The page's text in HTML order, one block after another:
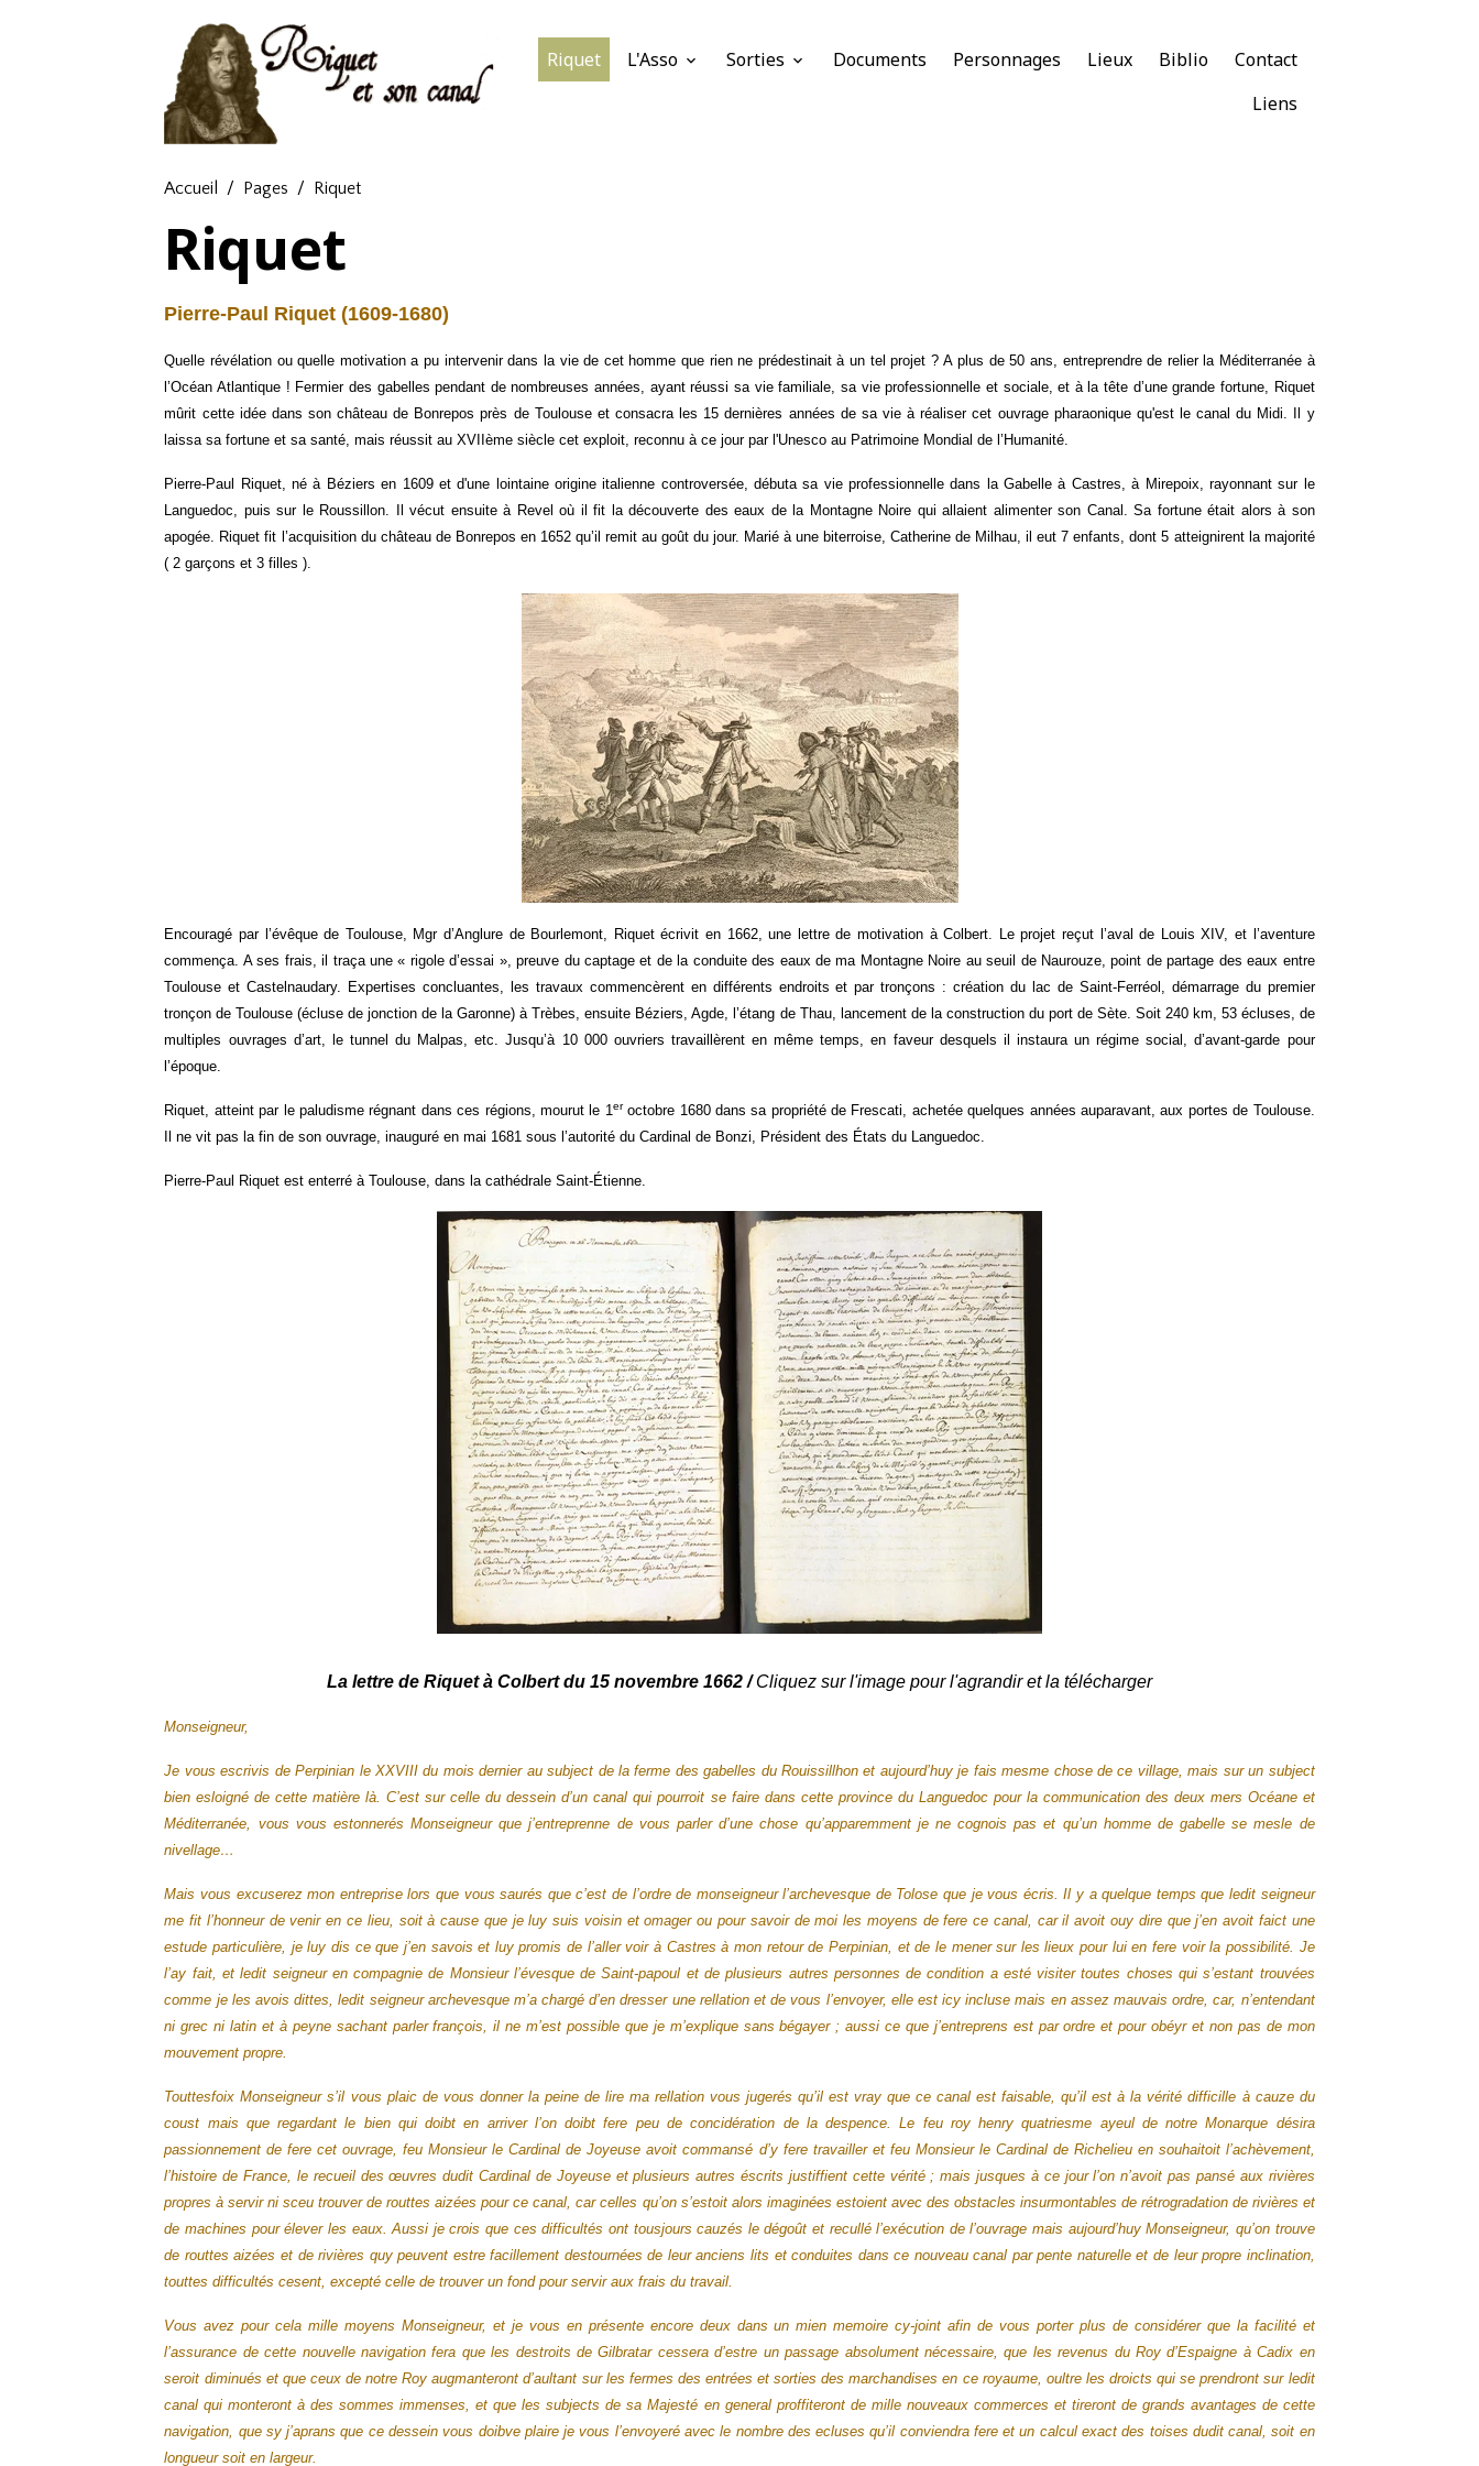
Riquet L'Asso Sorties Documents Personnages Lieux Biblio
Contact
Liens
Accueil Pages Riquet
Riquet
Pierre-Paul Riquet (1609-1680)
Quelle révélation ou quelle motivation a pu intervenir dans la vie de cet homme que rien ne prédestinait à un tel projet ? A plus de 50 ans, entreprendre de relier la Méditerranée à
l’Océan Atlantique ! Fermier des gabelles pendant de nombreuses années, ayant réussi sa vie familiale, sa vie professionnelle et sociale, et à la tête d’une grande fortune, Riquet
mûrit cette idée dans son château de Bonrepos près de Toulouse et consacra les 15 dernières années de sa vie à réaliser cet ouvrage pharaonique qu'est le canal du Midi. Il y
laissa sa fortune et sa santé, mais réussit au XVIIème siècle cet exploit, reconnu à ce jour par l'Unesco au Patrimoine Mondial de l’Humanité.
Pierre-Paul Riquet, né à Béziers en 1609 et d'une lointaine origine italienne controversée, débuta sa vie professionnelle dans la Gabelle à Castres, à Mirepoix, rayonnant sur le
Languedoc, puis sur le Roussillon. Il vécut ensuite à Revel où il fit la découverte des eaux de la Montagne Noire qui allaient alimenter son Canal. Sa fortune était alors à son
apogée. Riquet fit l’acquisition du château de Bonrepos en 1652 qu’il remit au goût du jour. Marié à une biterroise, Catherine de Milhau, il eut 7 enfants, dont 5 atteignirent la majorité
( 2 garçons et 3 filles ).
Encouragé par l’évêque de Toulouse, Mgr d’Anglure de Bourlemont, Riquet écrivit en 1662, une lettre de motivation à Colbert. Le projet reçut l’aval de Louis XIV, et l’aventure
commença. A ses frais, il traça une « rigole d’essai », preuve du captage et de la conduite des eaux de ma Montagne Noire au seuil de Naurouze, point de partage des eaux entre
Toulouse et Castelnaudary. Expertises concluantes, les travaux commencèrent en différents endroits et par tronçons : création du lac de Saint-Ferréol, démarrage du premier
tronçon de Toulouse (écluse de jonction de la Garonne) à Trèbes, ensuite Béziers, Agde, l’étang de Thau, lancement de la construction du port de Sète. Soit 240 km, 53 écluses, de
multiples ouvrages d’art, le tunnel du Malpas, etc. Jusqu’à 10 000 ouvriers travaillèrent en même temps, en faveur desquels il instaura un régime social, d’avant-garde pour
l’époque.
Riquet, atteint par le paludisme régnant dans ces régions, mourut le 1eroctobre 1680 dans sa propriété de Frescati, achetée quelques années auparavant, aux portes de Toulouse.
Il ne vit pas la fin de son ouvrage, inauguré en mai 1681 sous l’autorité du Cardinal de Bonzi, Président des États du Languedoc.
Pierre-Paul Riquet est enterré à Toulouse, dans la cathédrale Saint-Étienne.
La lettre de Riquet à Colbert du 15 novembre 1662 /Cliquez sur l'image pour l'agrandir et la télécharger
Monseigneur,
Je vous escrivis de Perpinian le XXVIII du mois dernier au subject de la ferme des gabelles du Rouissillhon et aujourd’huy je fais mesme chose de ce village, mais sur un subject
bien esloigné de cette matière là. C’est sur celle du dessein d’un canal qui pourroit se faire dans cette province du Languedoc pour la communication des deux mers Océane et
Méditerranée, vous vous estonnerés Monseigneur que j’entreprenne de vous parler d’une chose qu’apparemment je ne cognois pas et qu’un homme de gabelle se mesle de
nivellage…
Mais vous excuserez mon entreprise lors que vous saurés que c’est de l’ordre de monseigneur l’archevesque de Tolose que je vous écris. Il y a quelque temps que ledit seigneur
me fit l’honneur de venir en ce lieu, soit à cause que je luy suis voisin et omager ou pour savoir de moi les moyens de fere ce canal, car il avoit ouy dire que j’en avoit faict une
estude particulière, je luy dis ce que j’en savois et luy promis de l’aller voir à Castres à mon retour de Perpinian, et de le mener sur les lieux pour lui en fere voir la possibilité. Je
l’ay fait, et ledit seigneur en compagnie de Monsieur l’évesque de Saint-papoul et de plusieurs autres personnes de condition a esté visiter toutes choses qui s’estant trouvées
comme je les avois dittes, ledit seigneur archevesque m’a chargé d’en dresser une rellation et de vous l’envoyer, elle est icy incluse mais en assez mauvais ordre, car, n’entendant
ni grec ni latin et à peyne sachant parler françois, il ne m’est possible que je m’explique sans bégayer ; aussi ce que j’entreprens est par ordre et pour obéyr et non pas de mon
mouvement propre.
Touttesfoix Monseigneur s’il vous plaic de vous donner la peine de lire ma rellation vous jugerés qu’il est vray que ce canal est faisable, qu’il est à la vérité difficille à cauze du
coust mais que regardant le bien qui doibt en arriver l’on doibt fere peu de concidération de la despence. Le feu roy henry quatriesme ayeul de notre Monarque désira
passionnement de fere cet ouvrage, feu Monsieur le Cardinal de Joyeuse avoit commansé d’y fere travailler et feu Monsieur le Cardinal de Richelieu en souhaitoit l’achèvement,
l’histoire de France, le recueil des œuvres dudit Cardinal de Joyeuse et plusieurs autres éscrits justiffient cette vérité ; mais jusques à ce jour l’on n’avoit pas pansé aux rivières
propres à servir ni sceu trouver de routtes aizées pour ce canal, car celles qu’on s’estoit alors imaginées estoient avec des obstacles insurmontables de rétrogradation de rivières et
de machines pour élever les eaux.Aussi je crois que ces difficultés ont tousjours cauzés le dégoût et recullé l’exécution de l’ouvrage mais aujourd’huy Monseigneur, qu’on trouve
de routtes aizées et de rivières quy peuvent estre facillement destournées de leur anciens lits et conduites dans ce nouveau canal par pente naturelle et de leur propre inclination,
touttes difficultés cesent, excepté celle de trouver un fond pour servir aux frais du travail.
Vous avez pour cela mille moyens Monseigneur, et je vous en présente encore deux dans un mien memoire cy-joint afin de vous porter plus de considérer que la facilité et
l’assurance de cette nouvelle navigation fera que les destroits de Gilbratar cessera d’estre un passage absolument nécessaire, que les revenus du Roy d’Espaigne à Cadix en
seroit diminués et que ceux de notre Roy augmanteront d’aultant sur les fermes des entrées et sorties des marchandises en ce royaume, oultre les droicts qui se prendront sur ledit
canal qui monteront à des sommes immenses, et que les subjects de sa Majesté en general proffiteront de mille nouveaux commerces et tireront de grands avantages de cette
navigation, que sy j’aprans que ce dessein vous doibve plaire je vous l’envoyeré avec le nombre des ecluses qu’il conviendra fere et un calcul exact des toises dudit canal, soit en
longueur soit en largeur.